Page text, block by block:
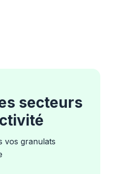
secteurs
vos granulats